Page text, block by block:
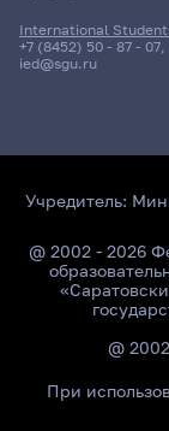
International
+7 (8452) 50 - 87 - 07,
ied@sgu.ru
Учредитель:
@ 2002 - 2026
@
При